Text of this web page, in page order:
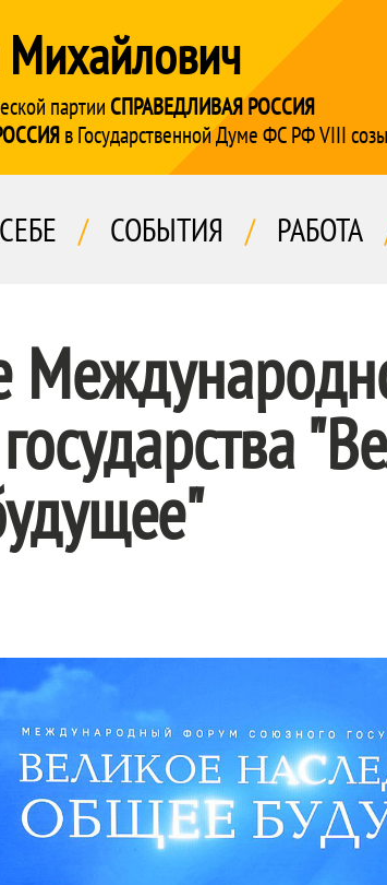
партии СПРАВЕДЛИВАЯ РОССИЯ
в Государственной Думе ФС РФ VIII
/ СОБЫТИЯ / РАБОТА